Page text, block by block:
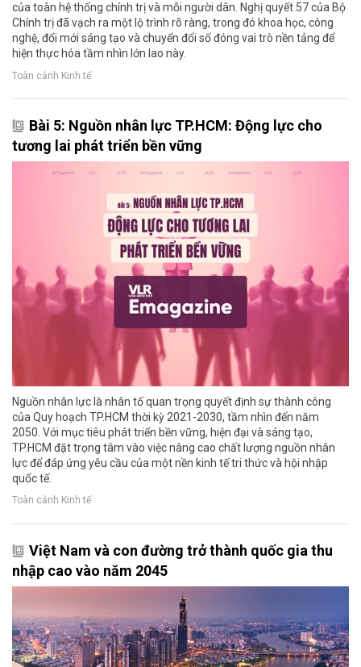
của toàn hệ thống chính trị và mỗi người dân. Nghị quyết 57 của Bộ
Chính trị đã vạch ra một lộ trình rõ ràng, trong đó khoa học, công
nghệ, đổi mới sáng tạo và chuyển đổi số đóng vai trò nền tảng để
hiện thực hóa tầm nhìn lớn lao này.
Toàn cảnh Kinh tế
Bài 5: Nguồn nhân lực TP.HCM: Động lực cho
tương lai phát triển bền vững
Nguồn nhân lực là nhân tố quan trọng quyết định sự thành công
của Quy hoạch TP.HCM thời kỳ 2021-2030, tầm nhìn đến năm
2050. Với mục tiêu phát triển bền vững, hiện đại và sáng tạo,
TP.HCM đặt trọng tâm vào việc nâng cao chất lượng nguồn nhân
lực để đáp ứng yêu cầu của một nền kinh tế tri thức và hội nhập
quốc tế.
Toàn cảnh Kinh tế
Việt Nam và con đường trở thành quốc gia thu
nhập cao vào năm 2045